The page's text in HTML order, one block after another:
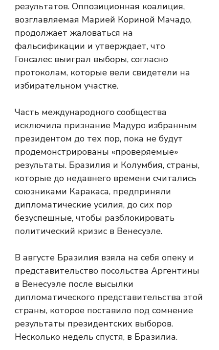
результатов. Оппозиционная коалиция,
возглавляемая Марией Кориной Мачадо,
продолжает жаловаться на
фальсификации и утверждает, что
Гонсалес выиграл выборы, согласно
протоколам, которые вели свидетели на
избирательном участке.
Часть международного сообщества
исключила признание Мадуро избранным
президентом до тех пор, пока не будут
продемонстрированы «проверяемые»
результаты. Бразилия и Колумбия, страны,
которые до недавнего времени считались
союзниками Каракаса, предприняли
дипломатические усилия, до сих пор
безуспешные, чтобы разблокировать
политический кризис в Венесуэле.
В августе Бразилия взяла на себя опеку и
представительство посольства Аргентины
в Венесуэле после высылки
дипломатического представительства этой
страны, которое поставило под сомнение
результаты президентских выборов.
Несколько недель спустя, в Бразилиа.